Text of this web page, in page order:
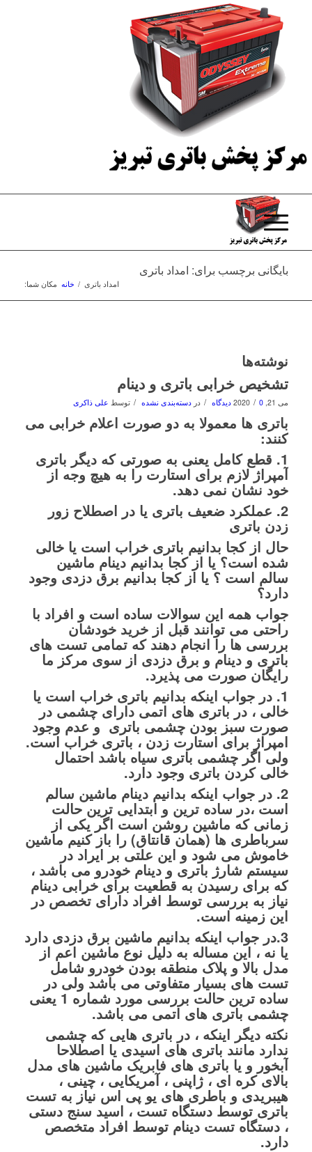
بایگانی برچسب برای: امداد باتری
مکان شما: خانه / امداد باتری
نوشته‌ها
تشخیص خرابی باتری و دینام
می 21, 2020 / 0 دیدگاه / در دسته‌بندی نشده / توسط علی ذاکری
باتری ها معمولا به دو صورت اعلام خرابی می
کنند:
1. قطع کامل یعنی به صورتی که دیگر باتری
آمپراژ لازم برای استارت را به هیچ وجه از
خود نشان نمی دهد.
2. عملکرد ضعیف باتری یا در اصطلاح زور
زدن باتری
حال از کجا بدانیم باتری خراب است یا خالی
شده است؟ یا از کجا بدانیم دینام ماشین
سالم است ؟ یا از کجا بدانیم برق دزدی وجود
دارد؟
جواب همه این سوالات ساده است و افراد با
راحتی می توانند قبل از خرید خودشان
بررسی ها را انجام دهند که تمامی تست های
باتری و دینام و برق دزدی از سوی مرکز ما
رایگان صورت می پذیرد.
1. در جواب اینکه بدانیم باتری خراب است یا
خالی ، در باتری های اتمی دارای چشمی در
صورت سبز بودن چشمی باتری و عدم وجود
امپراژ برای استارت زدن ، باتری خراب است.
ولی اگر چشمی باتری سیاه باشد احتمال
خالی کردن باتری وجود دارد.
2. در جواب اینکه بدانیم دینام ماشین سالم
است ،در ساده ترین و ابتدایی ترین حالت
زمانی که ماشین روشن است اگر یکی از
سرباطری ها (همان قانتاق) را باز کنیم ماشین
خاموش می شود و این علتی بر ایراد در
سیستم شارژ باتری و دینام خودرو می باشد ،
که برای رسیدن به قطعیت برای خرابی دینام
نیاز به بررسی توسط افراد دارای تخصص در
این زمینه است.
3.در جواب اینکه بدانیم ماشین برق دزدی دارد
یا نه ، این مساله به دلیل نوع ماشین اعم از
مدل بالا و پلاک منطقه بودن خودرو شامل
تست های بسیار متفاوتی می باشد ولی در
ساده ترین حالت بررسی مورد شماره 1 یعنی
چشمی باتری های اتمی می باشد.
نکته دیگر اینکه ، در باتری هایی که چشمی
ندارد مانند باتری های اسیدی یا اصطلاحا
آبخور و یا باتری های فابریک ماشین های مدل
بالای کره ای ، ژاپنی ، آمریکایی ، چینی ،
هیبریدی و باطری های یو پی اس نیاز به تست
باتری توسط دستگاه تست ، اسید سنج دستی
، دستگاه تست دینام توسط افراد متخصص
دارد.